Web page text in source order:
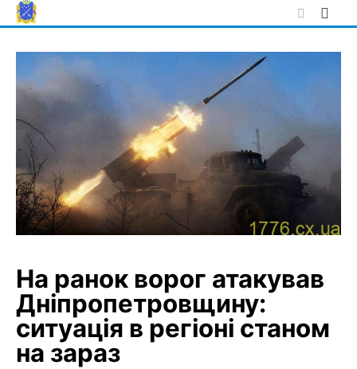
Skip
to
На ранок ворог атакував
Дніпропетровщину:
ситуація в регіоні станом
на зараз